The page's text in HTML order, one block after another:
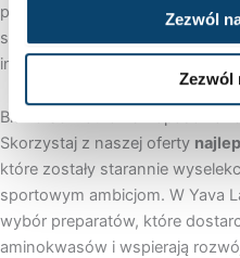
Zezwól
Zezwól
preferencji. Zapoznaj się z
serwatkowe w proszku, które
indywidualnym potrzebom!
Białko Serwatkowe
Skorzystaj z naszej oferty
które zostały starannie
sportowym ambicjom. W Yava
wybór preparatów, które
aminokwasów i wspierają